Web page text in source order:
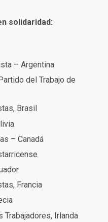
solidaridad:
– Argentina
del Trabajo de
Brasil
– Canadá
Francia
Irlanda